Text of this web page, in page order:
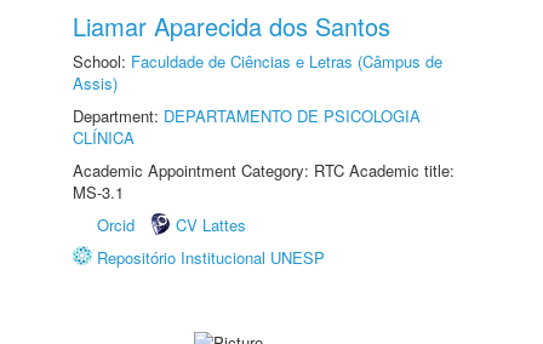
Liamar Aparecida dos Santos
School: Faculdade de Ciências e Letras (Câmpus de
Assis)
Department: DEPARTAMENTO DE PSICOLOGIA
CLÍNICA
Academic Appointment Category: RTC Academic title:
MS-3.1
Orcid
CV Lattes
Repositório Institucional UNESP